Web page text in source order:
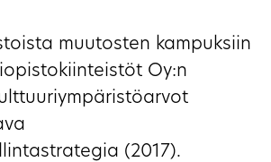
muutosten kampuksiin
Oy:n
(2017).